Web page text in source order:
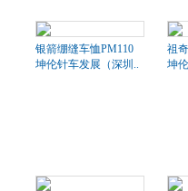
银箭绷缝车恤PM110
坤伦针车发展（深圳..
祖
坤